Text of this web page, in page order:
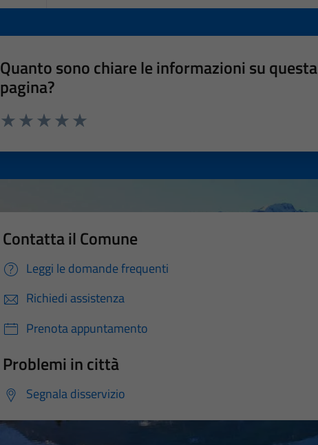
Quanto sono chiare le informazioni su questa
pagina?
Contatta il Comune
Leggi le domande frequenti
Richiedi assistenza
Prenota appuntamento
Problemi in città
Segnala disservizio